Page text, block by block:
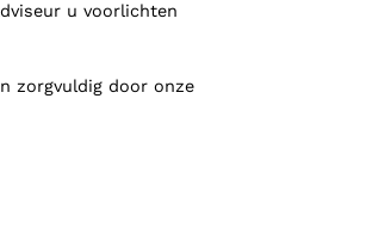
u voorlichten
zorgvuldig door onze